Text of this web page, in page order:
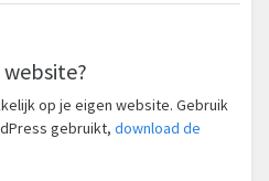
op je eigen website. Gebruik
gebruikt, download de